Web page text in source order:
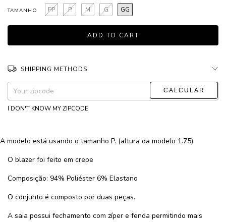
TAMANHO GG
G
M
P
PP
SHIPPING METHODS
Shipping for zipcode:
CHANGE ZIPCODE
I DON'T KNOW MY ZIPCODE
A modelo está usando o tamanho P. (altura da modelo 1.75)
O blazer foi feito em crepe
Composição: 94% Poliéster 6% Elastano
O conjunto é composto por duas peças.
A saia possui fechamento com zíper e fenda permitindo mais